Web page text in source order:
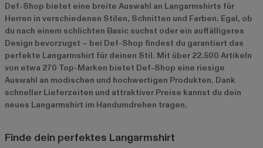
Def-Shop bietet eine breite Auswahl an Langarmshirts für
Herren in verschiedenen Stilen, Schnitten und Farben. Egal, ob
du nach einem schlichten Basic suchst oder ein auffälligeres
Design bevorzugst – bei Def-Shop findest du garantiert das
perfekte Langarmshirt für deinen Stil. Mit über 22.500 Artikeln
von etwa 270 Top-Marken bietet Def-Shop eine riesige
Auswahl an modischen und hochwertigen Produkten. Dank
schneller Lieferzeiten und attraktiver Preise kannst du dein
neues Langarmshirt im Handumdrehen tragen.
Finde dein perfektes Langarmshirt